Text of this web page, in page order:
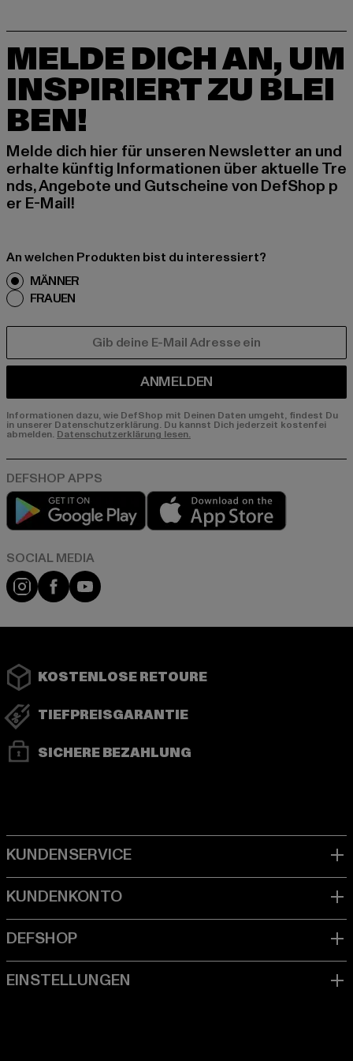
MELDE DICH AN, UM
INSPIRIERT ZU BLEI
BEN!
Melde dich hier für unseren Newsletter an und
erhalte künftig Informationen über aktuelle Tre
nds, Angebote und Gutscheine von DefShop p
er E-Mail!
An welchen Produkten bist du interessiert?
MÄNNER
FRAUEN
ANMELDEN
Informationen dazu, wie DefShop mit Deinen Daten umgeht, findest Du
in unserer Datenschutzerklärung. Du kannst Dich jederzeit kostenfei
abmelden. Datenschutzerklärung lesen.
Play market
Instagram
FacebookYouTube
KOSTENLOSE RETOURE
TIEFPREISGARANTIE
SICHERE BEZAHLUNG